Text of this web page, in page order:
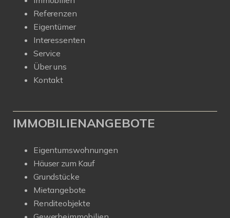
Referenzen
Eigentümer
Interessenten
Service
Über uns
Kontakt
IMMOBILIENANGEBOTE
Eigentumswohnungen
Häuser zum Kauf
Grundstücke
Mietangebote
Renditeobjekte